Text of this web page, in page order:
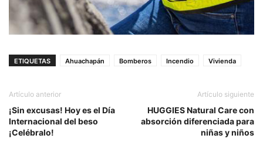
ETIQUETAS Ahuachapán Bomberos Incendio Vivienda
Artículo anterior
¡Sin excusas! Hoy es el Día
Internacional del beso
¡Celébralo!
Artículo siguiente
HUGGIES Natural Care con
absorción diferenciada para
niñas y niños